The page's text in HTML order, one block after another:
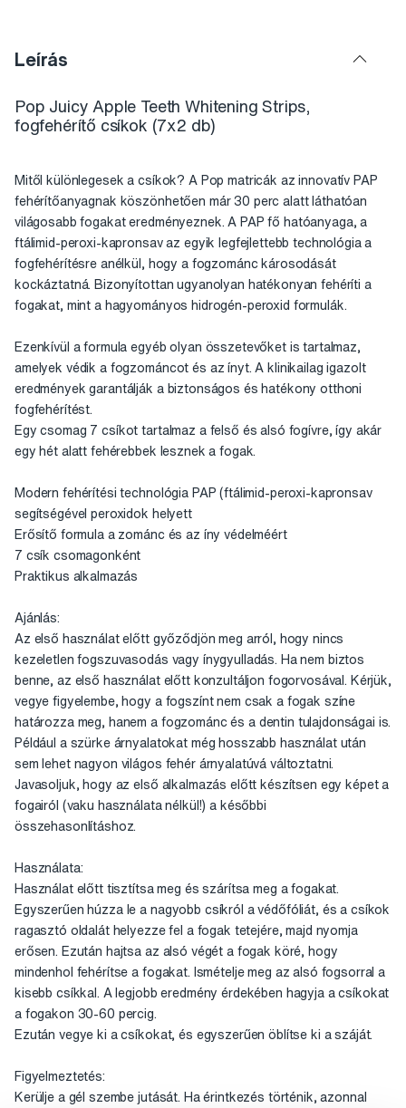
Leírás
Pop Juicy Apple Teeth Whitening Strips,
fogfehérítő csíkok (7x2 db)
Mitől különlegesek a csíkok? A Pop matricák az innovatív PAP
fehérítőanyagnak köszönhetően már 30 perc alatt láthatóan
világosabb fogakat eredményeznek. A PAP fő hatóanyaga, a
ftálimid-peroxi-kapronsav az egyik legfejlettebb technológia a
fogfehérítésre anélkül, hogy a fogzománc károsodását
kockáztatná. Bizonyítottan ugyanolyan hatékonyan fehéríti a
fogakat, mint a hagyományos hidrogén-peroxid formulák.
Ezenkívül a formula egyéb olyan összetevőket is tartalmaz,
amelyek védik a fogzománcot és az ínyt. A klinikailag igazolt
eredmények garantálják a biztonságos és hatékony otthoni
fogfehérítést.
Egy csomag 7 csíkot tartalmaz a felső és alsó fogívre, így akár
egy hét alatt fehérebbek lesznek a fogak.
Modern fehérítési technológia PAP (ftálimid-peroxi-kapronsav
segítségével peroxidok helyett
Erősítő formula a zománc és az íny védelméért
7 csík csomagonként
Praktikus alkalmazás
Ajánlás:
Az első használat előtt győződjön meg arról, hogy nincs
kezeletlen fogszuvasodás vagy ínygyulladás. Ha nem biztos
benne, az első használat előtt konzultáljon fogorvosával. Kérjük,
vegye figyelembe, hogy a fogszínt nem csak a fogak színe
határozza meg, hanem a fogzománc és a dentin tulajdonságai is.
Például a szürke árnyalatokat még hosszabb használat után
sem lehet nagyon világos fehér árnyalatúvá változtatni.
Javasoljuk, hogy az első alkalmazás előtt készítsen egy képet a
fogairól (vaku használata nélkül!) a későbbi
összehasonlításhoz.
Használata:
Használat előtt tisztítsa meg és szárítsa meg a fogakat.
Egyszerűen húzza le a nagyobb csíkról a védőfóliát, és a csíkok
ragasztó oldalát helyezze fel a fogak tetejére, majd nyomja
erősen. Ezután hajtsa az alsó végét a fogak köré, hogy
mindenhol fehérítse a fogakat. Ismételje meg az alsó fogsorral a
kisebb csíkkal. A legjobb eredmény érdekében hagyja a csíkokat
a fogakon 30-60 percig.
Ezután vegye ki a csíkokat, és egyszerűen öblítse ki a száját.
Figyelmeztetés:
Kerülje a gél szembe jutását. Ha érintkezés történik, azonnal